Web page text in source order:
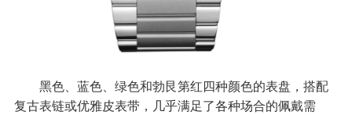
黑色、蓝色、绿色和勃艮第红四种颜色的表盘，搭配
复古表链或优雅皮表带，几乎满足了各种场合的佩戴需